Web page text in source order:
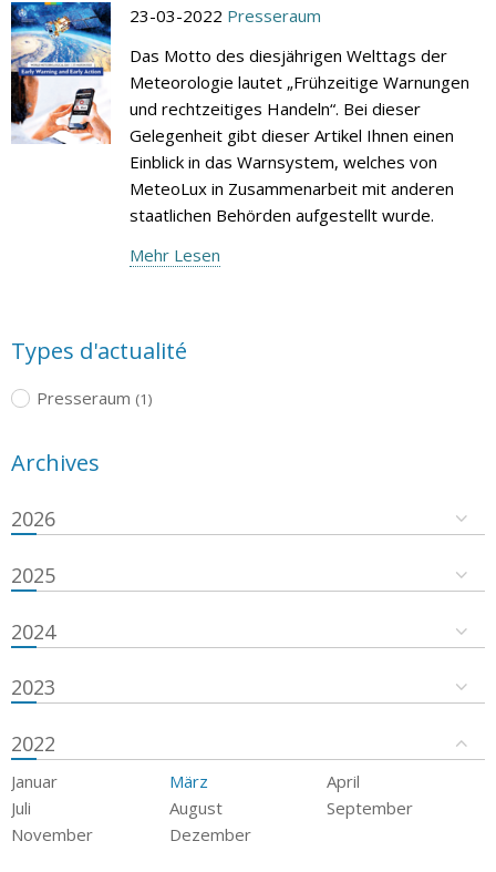
23-03-2022 Presseraum
Das Motto des diesjährigen Welttags der
Meteorologie lautet „Frühzeitige Warnungen
und rechtzeitiges Handeln“. Bei dieser
Gelegenheit gibt dieser Artikel Ihnen einen
Einblick in das Warnsystem, welches von
MeteoLux in Zusammenarbeit mit anderen
staatlichen Behörden aufgestellt wurde.
Mehr Lesen
Types d'actualité
Presseraum (1)
Archives
2026
2025
2024
2023
2022
Januar März
April
Juli
August
September
November
Dezember